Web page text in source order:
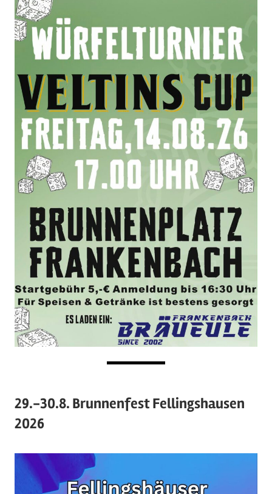
29.-30.8. Brunnenfest Fellingshausen
2026